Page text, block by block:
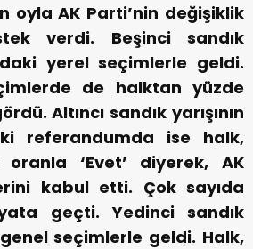
oyla AK Parti’nin değişiklik
verdi.
Beşinci sandık
yerel seçimlerle geldi.
de halktan yüzde
Altıncı sandık yarışının
referandumda ise halk,
oranla ‘Evet’ diyerek, AK
kabul etti. Çok sayıda
geçti. Yedinci sandık
genel seçimlerle geldi. Halk,